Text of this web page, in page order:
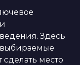
Здесь
выбираемые
место